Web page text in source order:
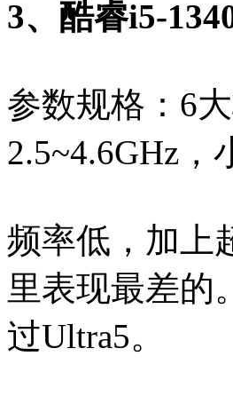
3、酷睿i5-
参数规格：6
2.5~4.6GHz，
频率低，加上
里表现最差的
过Ultra5。